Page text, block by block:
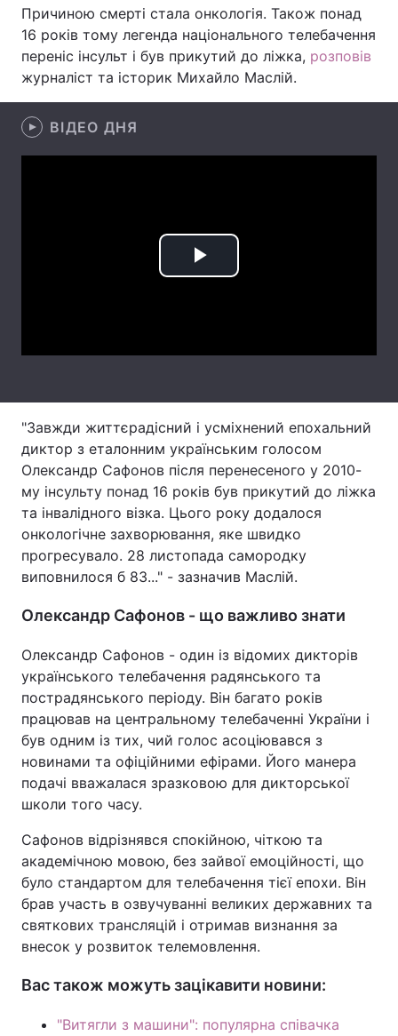
Техно і зв'язок Лайт
Зброя Інциденти
Статті
Архів Вакансії
Послуги
Тема оформлення
Причиною смерті стала онкологія. Також понад
16 років тому легенда національного телебачення
переніс інсульт і був прикутий до ліжка, розповів
журналіст та історик Михайло Маслій.
ВІДЕО ДНЯ
Play
"Завжди життєрадісний і усміхнений епохальний
диктор з еталонним українським голосом
Олександр Сафонов після перенесеного у 2010-
му інсульту понад 16 років був прикутий до ліжка
та інвалідного візка. Цього року додалося
онкологічне захворювання, яке швидко
прогресувало. 28 листопада самородку
виповнилося б 83..." - зазначив Маслій.
Олександр Сафонов - що важливо знати
Олександр Сафонов - один із відомих дикторів
українського телебачення радянського та
пострадянського періоду. Він багато років
працював на центральному телебаченні України і
був одним із тих, чий голос асоціювався з
новинами та офіційними ефірами. Його манера
подачі вважалася зразковою для дикторської
школи того часу.
Сафонов відрізнявся спокійною, чіткою та
академічною мовою, без зайвої емоційності, що
було стандартом для телебачення тієї епохи. Він
брав участь в озвучуванні великих державних та
святкових трансляцій і отримав визнання за
внесок у розвиток телемовлення.
Вас також можуть зацікавити новини:
"Витягли з машини": популярна співачка